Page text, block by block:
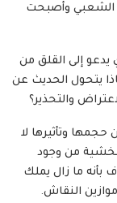
الشعبي وأصبحت
يدعو إلى القلق من
يتحول الحديث عن
والتحذير؟
وتأثيرها لا
من وجود
بأنه ما زال يملك
النقاش.